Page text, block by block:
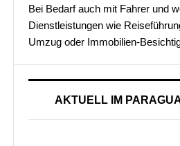
Bei Bedarf auch mit Fahrer und
Dienstleistungen wie
Umzug oder Immobilien-
AKTUELL IM